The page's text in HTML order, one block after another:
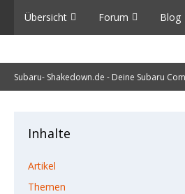
Übersicht Forum Blog
Subaru- Shakedown.de - Deine Subaru
Inhalte
Artikel
Themen